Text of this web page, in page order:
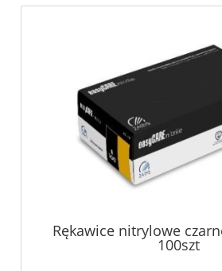
Rękawice nitrylowe
100szt